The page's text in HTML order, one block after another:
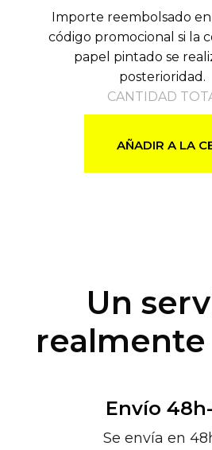
Importe reembolsado
código promocional si la
papel pintado se
posterioridad.
CANTIDAD
AÑADIR A LA
Un
Envío
Se envía en